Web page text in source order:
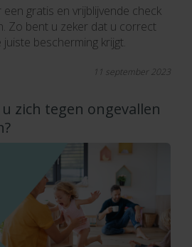
gratis en vrijblijvende check
Zo bent u zeker dat u correct
bescherming krijgt.
11 september 2023
zich tegen ongevallen